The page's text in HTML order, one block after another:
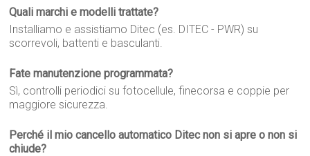
Quali marchi e modelli trattate?
Installiamo e assistiamo Ditec (es. DITEC - PWR) su
scorrevoli, battenti e basculanti.
Fate manutenzione programmata?
Sì, controlli periodici su fotocellule, finecorsa e coppie per
maggiore sicurezza.
Perché il mio cancello automatico Ditec non si apre o non si
chiude?